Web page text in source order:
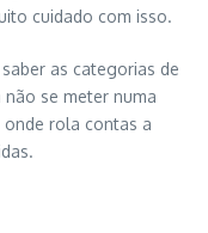
cuidado com isso.
as categorias de
não se meter numa
rola contas a